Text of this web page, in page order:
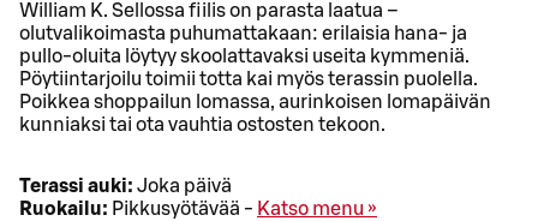
William K. Sellossa fiilis on parasta laatua –
olutvalikoimasta puhumattakaan: erilaisia hana- ja
pullo-oluita löytyy skoolattavaksi useita kymmeniä.
Pöytiintarjoilu toimii totta kai myös terassin puolella.
Poikkea shoppailun lomassa, aurinkoisen lomapäivän
kunniaksi tai ota vauhtia ostosten tekoon.
Terassi auki: Joka päivä
Ruokailu: Pikkusyötävää - Katso menu »